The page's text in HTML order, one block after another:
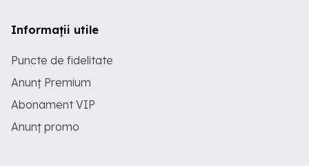
Informații utile
Puncte de fidelitate
Anunț Premium
Abonament VIP
Anunț promo